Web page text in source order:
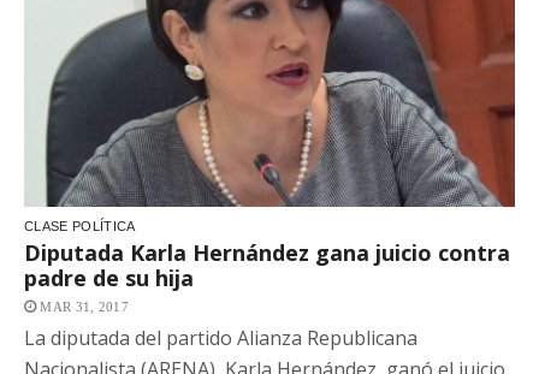
CLASE POLÍTICA
Diputada Karla Hernández gana juicio contra
padre de su hija
MAR 31, 2017
La diputada del partido Alianza Republicana